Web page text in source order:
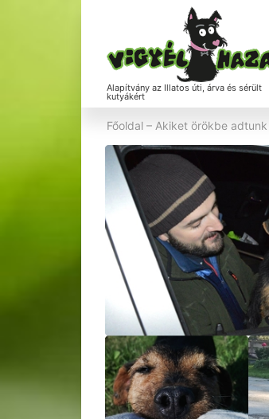
Alapítvány az Illatos úti, árva és sérült
kutyákért
Főoldal – Akiket örökbe adtunk